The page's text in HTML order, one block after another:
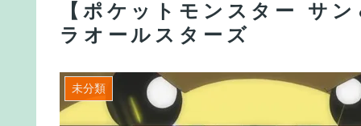
【ポケットモンスター サ
ラオールスターズ
未分類